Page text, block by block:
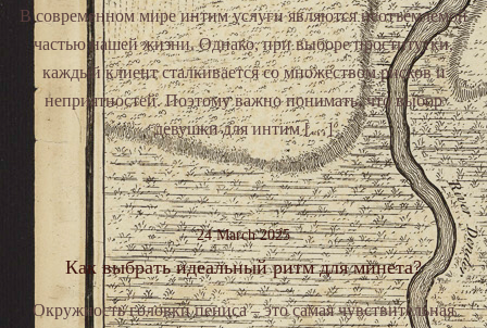
В современном мире интим услуги являются неотъемлемой
частью нашей жизни. Однако, при выборе проститутки,
каждый клиент сталкивается со множеством рисков и
неприятностей. Поэтому важно понимать, что выбор
девушки для интим […]
24 March 2025
Как выбрать идеальный ритм для минета?
Окружность головки пениса – это самая чувствительная